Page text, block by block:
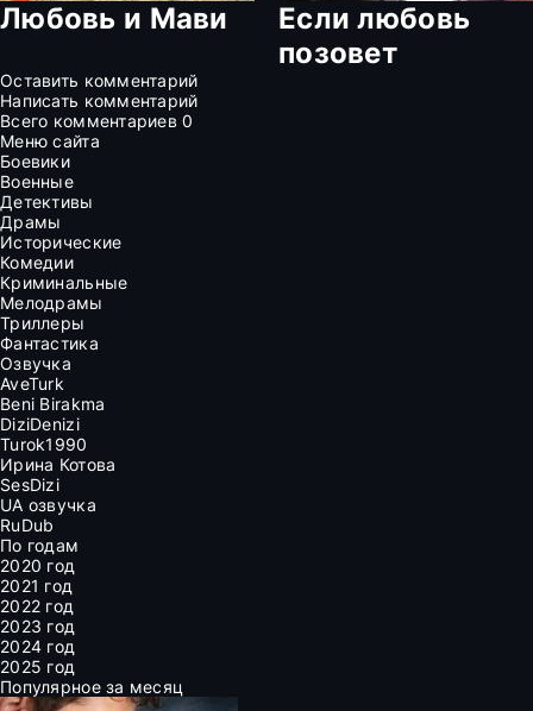
Любовь и Мави
Если любовь
позовет
Оставить комментарий
Написать комментарий
Всего комментариев0
Меню сайта
Боевики
Военные
Детективы
Драмы
Исторические
Комедии
Криминальные
Мелодрамы
Триллеры
Фантастика
Озвучка
AveTurk
Beni Birakma
DiziDenizi
Turok1990
Ирина Котова
SesDizi
UA озвучка
RuDub
По годам
2020 год
2021 год
2022 год
2023 год
2024 год
2025 год
Популярное за месяц